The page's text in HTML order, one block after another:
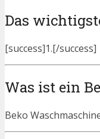
Das
[success]1.[/success]
Was ist ein
Beko